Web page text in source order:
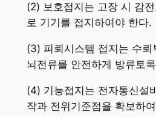
(2) 보호접지는 고장 시 감
로 기기를 접지하여야 한다.
(3) 피뢰시스템 접지는 수뢰
뇌전류를 안전하게 방류토
(4) 기능접지는 전자통신설
작과 전위기준점을 확보하